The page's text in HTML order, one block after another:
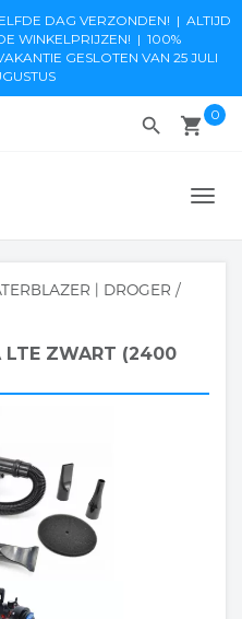
DAG VERZONDEN! | ALTIJD
WINKELPRIJZEN! | 100%
GESLOTEN VAN 25 JULI
local_grocery_store 0
search
| DROGER /
LTE ZWART (2400